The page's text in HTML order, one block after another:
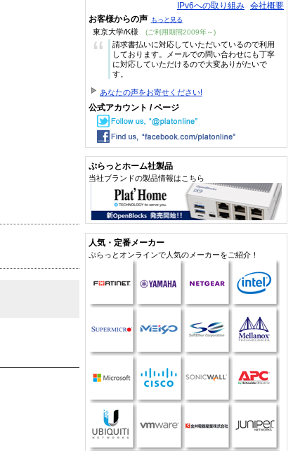
IPv6への取り組み 会社概要
お客様からの声 もっと見る
東京大学/K様 (ご利用期間2009年～)
“
請求書払いに対応していただいているので利用
しております。メールでの問い合わせにも丁寧
に対応していただけるので大変ありがたいで
す。
あなたの声をお寄せください!
公式アカウント / ページ
ぷらっとホーム社製品
当社ブランドの製品情報はこちら
人気・定番メーカー
ぷらっとオンラインで人気のメーカーをご紹介！